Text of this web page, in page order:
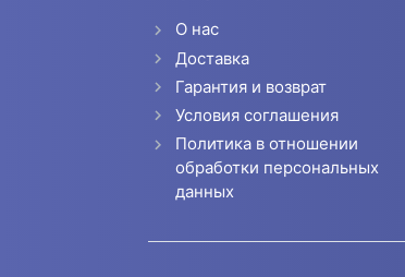
О нас
Доставка
Гарантия и возврат
Условия соглашения
Политика в отношении
обработки персональных
данных